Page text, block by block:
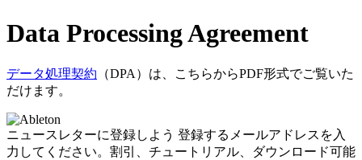
Data Processing Agreement
データ処理契約 （DPA）は、こちらからPDF形式でご覧いた
だけます。
ニュースレターに登録しよう 登録するメールアドレスを入
力してください。割引、チュートリアル、ダウンロード可能